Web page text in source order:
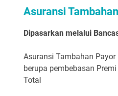
Asuransi
Dipasarkan melalui
Asuransi Tambahan
berupa pembebasan
Total